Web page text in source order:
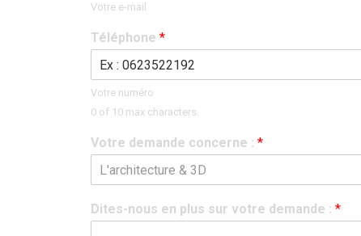
Votre e-mail
Téléphone *
Votre numéro
0 of 10 max characters.
Votre demande concerne : *
L'architecture & 3D
Dites-nous en plus sur votre demande : *